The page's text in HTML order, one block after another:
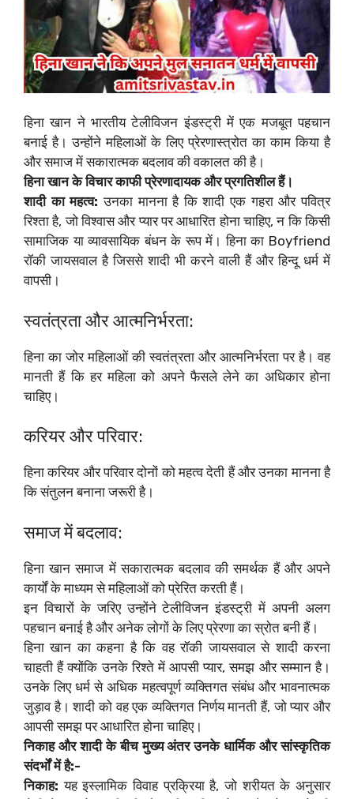
हिना खान ने भारतीय टेलीविजन इंडस्ट्री में एक मजबूत पहचान
बनाई है। उन्होंने महिलाओं के लिए प्रेरणास्त्रोत का काम किया है
और समाज में सकारात्मक बदलाव की वकालत की है।
हिना खान के विचार काफी प्रेरणादायक और प्रगतिशील हैं।
शादी का महत्व: उनका मानना है कि शादी एक गहरा और पवित्र
रिश्ता है, जो विश्वास और प्यार पर आधारित होना चाहिए, न कि किसी
सामाजिक या व्यावसायिक बंधन के रूप में। हिना का Boyfriend
रॉकी जायसवाल है जिससे शादी भी करने वाली हैं और हिन्दू धर्म में
वापसी।
स्वतंत्रता और आत्मनिर्भरता:
हिना का जोर महिलाओं की स्वतंत्रता और आत्मनिर्भरता पर है। वह
मानती हैं कि हर महिला को अपने फैसले लेने का अधिकार होना
चाहिए।
करियर और परिवार:
हिना करियर और परिवार दोनों को महत्व देती हैं और उनका मानना है
कि संतुलन बनाना जरूरी है।
समाज में बदलाव:
हिना खान समाज में सकारात्मक बदलाव की समर्थक हैं और अपने
कार्यों के माध्यम से महिलाओं को प्रेरित करती हैं।
इन विचारों के जरिए उन्होंने टेलीविजन इंडस्ट्री में अपनी अलग
पहचान बनाई है और अनेक लोगों के लिए प्रेरणा का स्रोत बनी हैं।
हिना खान का कहना है कि वह रॉकी जायसवाल से शादी करना
चाहती हैं क्योंकि उनके रिश्ते में आपसी प्यार, समझ और सम्मान है।
उनके लिए धर्म से अधिक महत्वपूर्ण व्यक्तिगत संबंध और भावनात्मक
जुड़ाव है। शादी को वह एक व्यक्तिगत निर्णय मानती हैं, जो प्यार और
आपसी समझ पर आधारित होना चाहिए।
निकाह और शादी के बीच मुख्य अंतर उनके धार्मिक और सांस्कृतिक
संदर्भों में है:-
निकाह:यह इस्लामिक विवाह प्रक्रिया है, जो शरीयत के अनुसार